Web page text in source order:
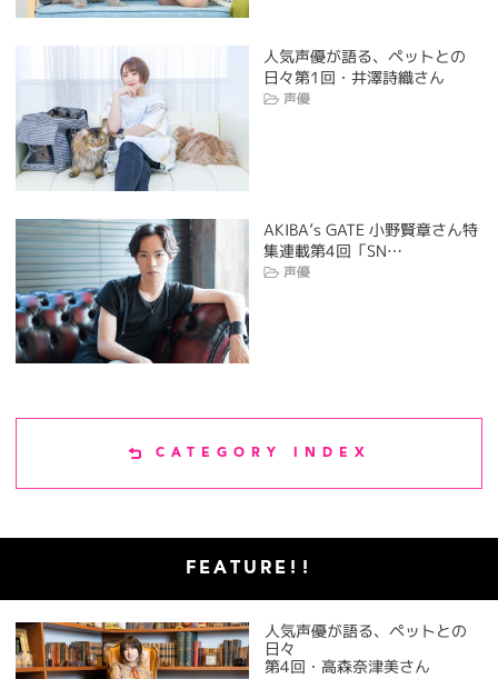
人気声優が語る、ペットとの
日々第1回・井澤詩織さん
声優
AKIBA’s GATE 小野賢章さん特
集連載第4回「SN…
声優
CATEGORY INDEX
FEATURE!!
人気声優が語る、ペットとの
日々
第4回・高森奈津美さん